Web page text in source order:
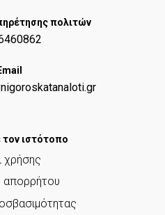
πολιτών
τον ιστότοπο
χρήσης
απορρήτου